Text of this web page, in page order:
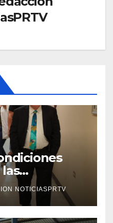
NOTICIASPRTV